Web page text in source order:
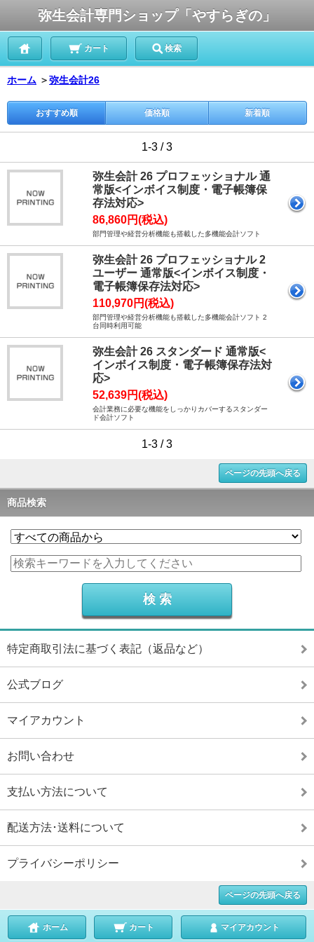
弥生会計専門ショップ「やすらぎの」
カート 検索
ホーム ＞弥生会計26
おすすめ順 価格順 新着順
1-3 / 3
弥生会計 26 プロフェッショナル 通
常版<インボイス制度・電子帳簿保
存法対応>
86,860円(税込)
部門管理や経営分析機能も搭載した多機能会計ソフト
弥生会計 26 プロフェッショナル 2
ユーザー 通常版<インボイス制度・
電子帳簿保存法対応>
110,970円(税込)
部門管理や経営分析機能も搭載した多機能会計ソフト 2
台同時利用可能
弥生会計 26 スタンダード 通常版<
インボイス制度・電子帳簿保存法対
応>
52,639円(税込)
会計業務に必要な機能をしっかりカバーするスタンダー
ド会計ソフト
1-3 / 3
ページの先頭へ戻る
商品検索
特定商取引法に基づく表記（返品など）
公式ブログ
マイアカウント
お問い合わせ
支払い方法について
配送方法･送料について
プライバシーポリシー
ページの先頭へ戻る
ホーム カート マイアカウント